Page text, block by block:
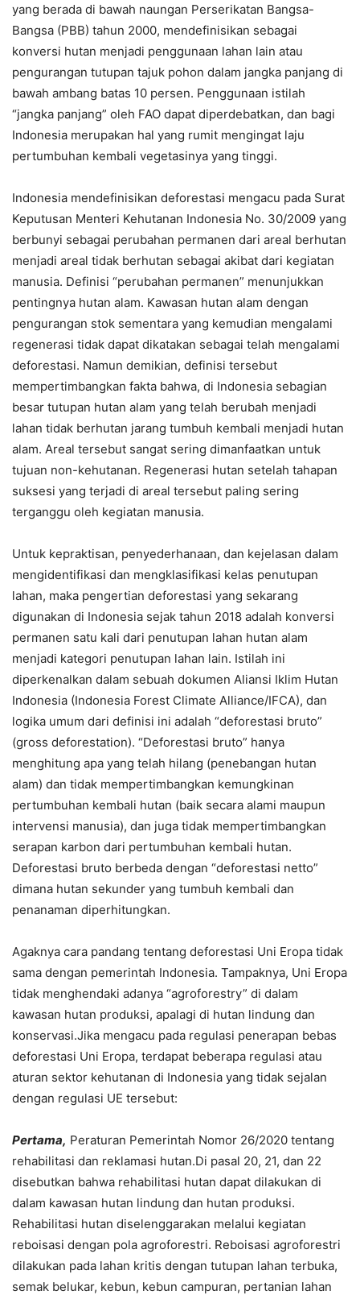
yang berada di bawah naungan Perserikatan Bangsa-
Bangsa (PBB) tahun 2000, mendefinisikan sebagai
konversi hutan menjadi penggunaan lahan lain atau
pengurangan tutupan tajuk pohon dalam jangka panjang di
bawah ambang batas 10 persen. Penggunaan istilah
“jangka panjang” oleh FAO dapat diperdebatkan, dan bagi
Indonesia merupakan hal yang rumit mengingat laju
pertumbuhan kembali vegetasinya yang tinggi.
Indonesia mendefinisikan deforestasi mengacu pada Surat
Keputusan Menteri Kehutanan Indonesia No. 30/2009 yang
berbunyi sebagai perubahan permanen dari areal berhutan
menjadi areal tidak berhutan sebagai akibat dari kegiatan
manusia. Definisi “perubahan permanen” menunjukkan
pentingnya hutan alam. Kawasan hutan alam dengan
pengurangan stok sementara yang kemudian mengalami
regenerasi tidak dapat dikatakan sebagai telah mengalami
deforestasi. Namun demikian, definisi tersebut
mempertimbangkan fakta bahwa, di Indonesia sebagian
besar tutupan hutan alam yang telah berubah menjadi
lahan tidak berhutan jarang tumbuh kembali menjadi hutan
alam. Areal tersebut sangat sering dimanfaatkan untuk
tujuan non-kehutanan. Regenerasi hutan setelah tahapan
suksesi yang terjadi di areal tersebut paling sering
terganggu oleh kegiatan manusia.
Untuk kepraktisan, penyederhanaan, dan kejelasan dalam
mengidentifikasi dan mengklasifikasi kelas penutupan
lahan, maka pengertian deforestasi yang sekarang
digunakan di Indonesia sejak tahun 2018 adalah konversi
permanen satu kali dari penutupan lahan hutan alam
menjadi kategori penutupan lahan lain. Istilah ini
diperkenalkan dalam sebuah dokumen Aliansi Iklim Hutan
Indonesia (Indonesia Forest Climate Alliance/IFCA), dan
logika umum dari definisi ini adalah “deforestasi bruto”
(gross deforestation). “Deforestasi bruto” hanya
menghitung apa yang telah hilang (penebangan hutan
alam) dan tidak mempertimbangkan kemungkinan
pertumbuhan kembali hutan (baik secara alami maupun
intervensi manusia), dan juga tidak mempertimbangkan
serapan karbon dari pertumbuhan kembali hutan.
Deforestasi bruto berbeda dengan “deforestasi netto”
dimana hutan sekunder yang tumbuh kembali dan
penanaman diperhitungkan.
Agaknya cara pandang tentang deforestasi Uni Eropa tidak
sama dengan pemerintah Indonesia. Tampaknya, Uni Eropa
tidak menghendaki adanya “agroforestry” di dalam
kawasan hutan produksi, apalagi di hutan lindung dan
konservasi.Jika mengacu pada regulasi penerapan bebas
deforestasi Uni Eropa, terdapat beberapa regulasi atau
aturan sektor kehutanan di Indonesia yang tidak sejalan
dengan regulasi UE tersebut:
Pertama, Peraturan Pemerintah Nomor 26/2020 tentang
rehabilitasi dan reklamasi hutan.Di pasal 20, 21, dan 22
disebutkan bahwa rehabilitasi hutan dapat dilakukan di
dalam kawasan hutan lindung dan hutan produksi.
Rehabilitasi hutan diselenggarakan melalui kegiatan
reboisasi dengan pola agroforestri. Reboisasi agroforestri
dilakukan pada lahan kritis dengan tutupan lahan terbuka,
semak belukar, kebun, kebun campuran, pertanian lahan